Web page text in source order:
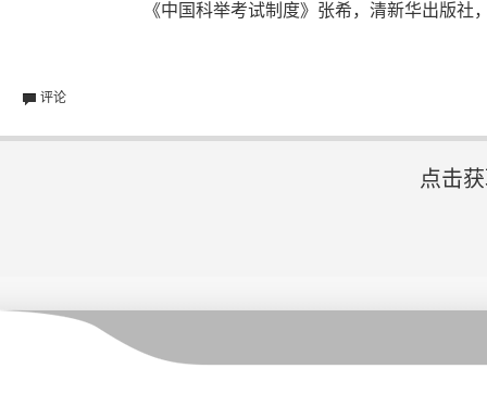
《中国科举考试制度》张希，清新华出版社
评论
点击